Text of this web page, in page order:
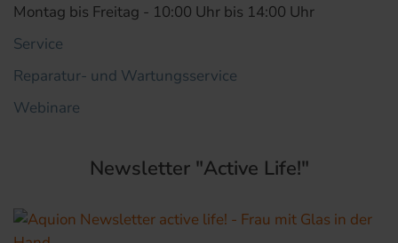
Montag bis Freitag - 10:00 Uhr bis 14:00 Uhr
Service
Reparatur- und Wartungsservice
Webinare
Newsletter "Active Life!"